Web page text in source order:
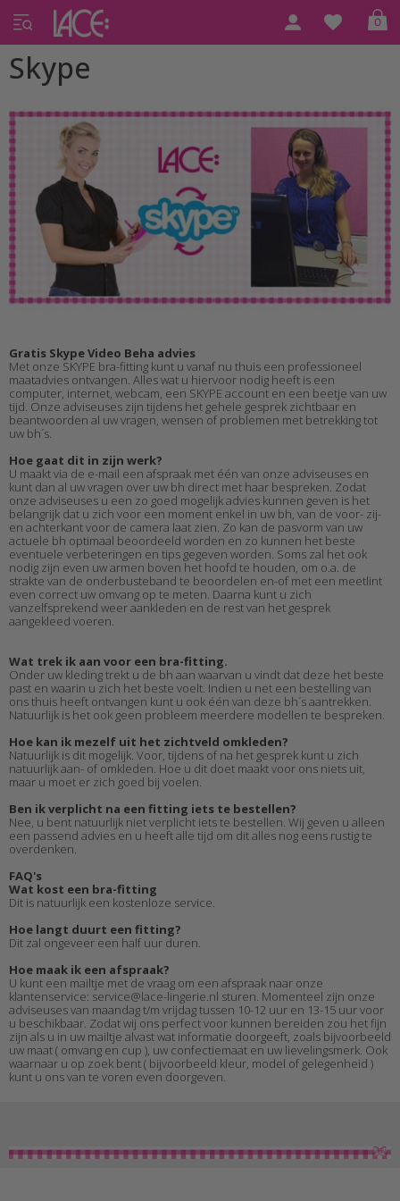
0
Skype
Gratis Skype Video Beha advies
Met onze SKYPE bra-fitting kunt u vanaf nu thuis een professioneel
maatadvies ontvangen. Alles wat u hiervoor nodig heeft is een
computer, internet, webcam, een SKYPE account en een beetje van uw
tijd. Onze adviseuses zijn tijdens het gehele gesprek zichtbaar en
beantwoorden al uw vragen, wensen of problemen met betrekking tot
uw bh´s.
Hoe gaat dit in zijn werk?
U maakt via de e-mail een afspraak met één van onze adviseuses en
kunt dan al uw vragen over uw bh direct met haar bespreken. Zodat
onze adviseuses u een zo goed mogelijk advies kunnen geven is het
belangrijk dat u zich voor een moment enkel in uw bh, van de voor- zij-
en achterkant voor de camera laat zien. Zo kan de pasvorm van uw
actuele bh optimaal beoordeeld worden en zo kunnen het beste
eventuele verbeteringen en tips gegeven worden. Soms zal het ook
nodig zijn even uw armen boven het hoofd te houden, om o.a. de
strakte van de onderbusteband te beoordelen en-of met een meetlint
even correct uw omvang op te meten. Daarna kunt u zich
vanzelfsprekend weer aankleden en de rest van het gesprek
aangekleed voeren.
Wat trek ik aan voor een bra-fitting.
Onder uw kleding trekt u de bh aan waarvan u vindt dat deze het beste
past en waarin u zich het beste voelt. Indien u net een bestelling van
ons thuis heeft ontvangen kunt u ook één van deze bh´s aantrekken.
Natuurlijk is het ook geen probleem meerdere modellen te bespreken.
Hoe kan ik mezelf uit het zichtveld omkleden?
Natuurlijk is dit mogelijk. Voor, tijdens of na het gesprek kunt u zich
natuurlijk aan- of omkleden. Hoe u dit doet maakt voor ons niets uit,
maar u moet er zich goed bij voelen.
Ben ik verplicht na een fitting iets te bestellen?
Nee, u bent natuurlijk niet verplicht iets te bestellen. Wij geven u alleen
een passend advies en u heeft alle tijd om dit alles nog eens rustig te
overdenken.
FAQ's
Wat kost een bra-fitting
Dit is natuurlijk een kostenloze service.
Hoe langt duurt een fitting?
Dit zal ongeveer een half uur duren.
Hoe maak ik een afspraak?
U kunt een mailtje met de vraag om een afspraak naar onze
klantenservice: service@lace-lingerie.nl sturen. Momenteel zijn onze
adviseuses van maandag t/m vrijdag tussen 10-12 uur en 13-15 uur voor
u beschikbaar. Zodat wij ons perfect voor kunnen bereiden zou het fijn
zijn als u in uw mailtje alvast wat informatie doorgeeft, zoals bijvoorbeeld
uw maat ( omvang en cup ), uw confectiemaat en uw lievelingsmerk. Ook
waarnaar u op zoek bent ( bijvoorbeeld kleur, model of gelegenheid )
kunt u ons van te voren even doorgeven.